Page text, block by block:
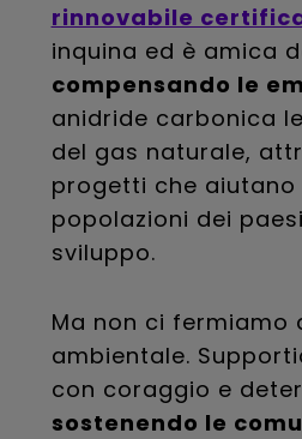
rinnovabile
inquina ed è amica
compensando le
anidride carbonica
del gas naturale,
progetti che aiutano
popolazioni dei
sviluppo.
Ma non ci fermiamo
ambientale.
con coraggio e
sostenendo le